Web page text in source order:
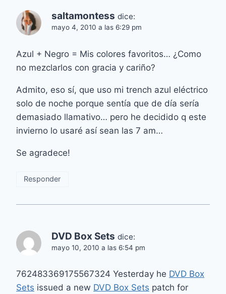
saltamontess dice:
mayo 4, 2010 a las 6:29 pm
Azul + Negro = Mis colores favoritos… ¿Como
no mezclarlos con gracia y cariño?
Admito, eso sí, que uso mi trench azul eléctrico
solo de noche porque sentía que de día sería
demasiado llamativo… pero he decidido q este
invierno lo usaré así sean las 7 am…
Se agradece!
Responder
DVD Box Sets dice:
mayo 10, 2010 a las 6:54 pm
762483369175567324 Yesterday he DVD Box
Sets issued a new DVD Box Sets patch for